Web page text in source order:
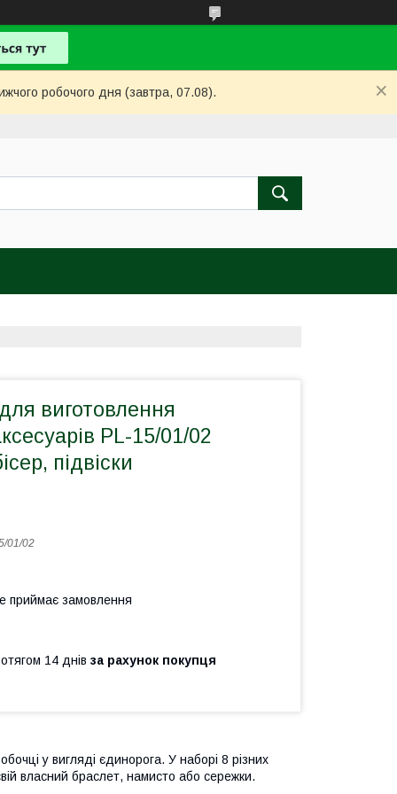
робочого дня (завтра, 07.08).
виготовлення
PL-15/01/02
підвіски
01/02
приймає замовлення
14 днів за рахунок покупця
у вигляді єдинорога. У наборі 8 різних
власний браслет, намисто або сережки.